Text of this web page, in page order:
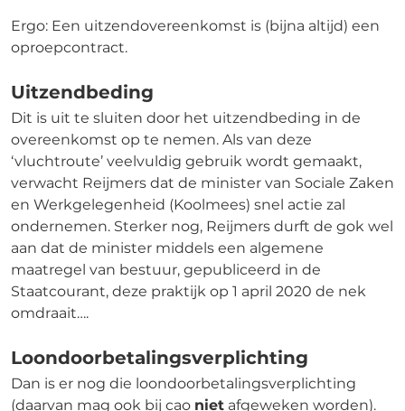
Ergo: Een uitzendovereenkomst is (bijna altijd) een
oproepcontract.
Uitzendbeding
Dit is uit te sluiten door het uitzendbeding in de
overeenkomst op te nemen. Als van deze
‘vluchtroute’ veelvuldig gebruik wordt gemaakt,
verwacht Reijmers dat de minister van Sociale Zaken
en Werkgelegenheid (Koolmees) snel actie zal
ondernemen. Sterker nog, Reijmers durft de gok wel
aan dat de minister middels een algemene
maatregel van bestuur, gepubliceerd in de
Staatcourant, deze praktijk op 1 april 2020 de nek
omdraait….
Loondoorbetalingsverplichting
Dan is er nog die loondoorbetalingsverplichting
(daarvan mag ook bij cao niet afgeweken worden).